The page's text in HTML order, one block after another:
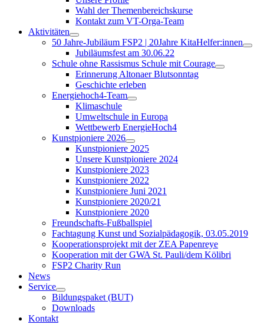
Wahl der Themenbereichskurse
Kontakt zum VT-Orga-Team
Aktivitäten
50 Jahre-Jubiläum FSP2 | 20Jahre KitaHelfer:innen
Jubiläumsfest am 30.06.22
Schule ohne Rassismus Schule mit Courage
Erinnerung Altonaer Blutsonntag
Geschichte erleben
Energiehoch4-Team
Klimaschule
Umweltschule in Europa
Wettbewerb EnergieHoch4
Kunstpioniere 2026
Kunstpioniere 2025
Unsere Kunstpioniere 2024
Kunstpioniere 2023
Kunstpioniere 2022
Kunstpioniere Juni 2021
Kunstpioniere 2020/21
Kunstpioniere 2020
Freundschafts-Fußballspiel
Fachtagung Kunst und Sozialpädagogik, 03.05.2019
Kooperationsprojekt mit der ZEA Papenreye
Kooperation mit der GWA St. Pauli/dem Kölibri
FSP2 Charity Run
News
Service
Bildungspaket (BUT)
Downloads
Kontakt